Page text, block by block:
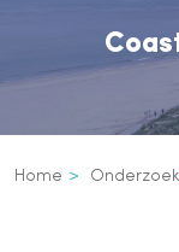
Kruimelpad
Home Onderzoek